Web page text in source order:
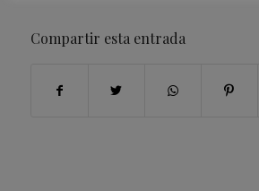
Compartir esta entrada